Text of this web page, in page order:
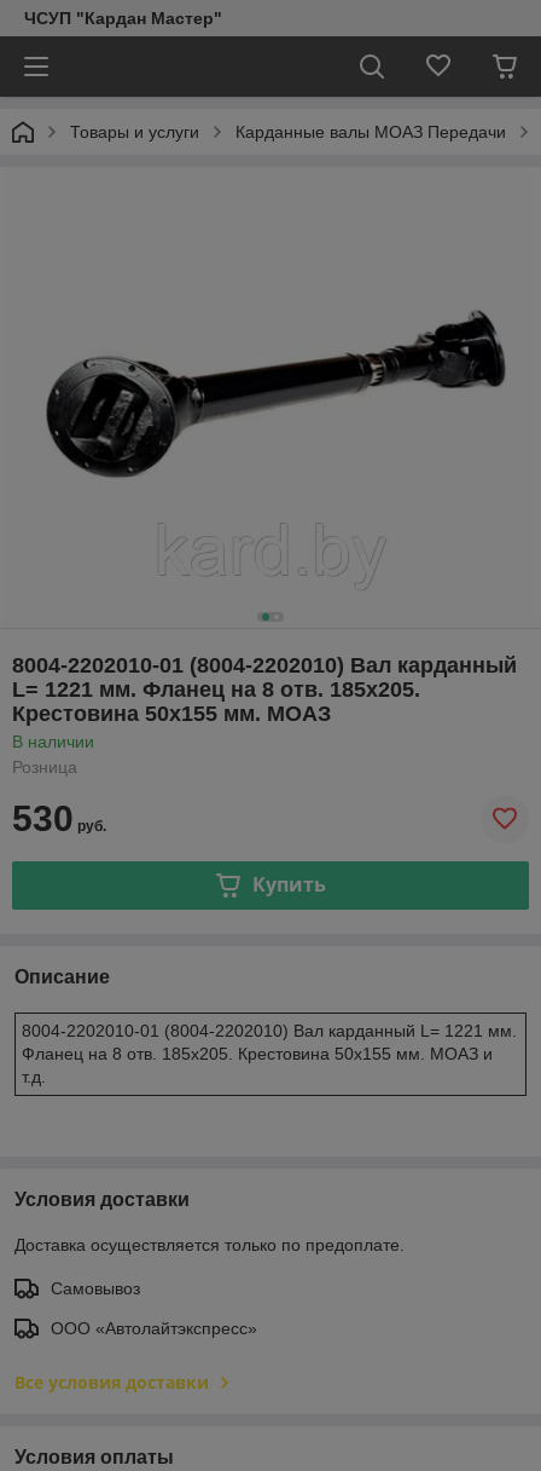
ЧСУП "Кардан Мастер"
Товары и услуги Карданные валы МОАЗ Передачи
8004-2202010-01 (8004-2202010) Вал карданный
L= 1221 мм. Фланец на 8 отв. 185х205.
Крестовина 50х155 мм. МОАЗ
В наличии
Розница
530 руб.
Купить
Описание
8004-2202010-01 (8004-2202010) Вал карданный L= 1221 мм.
Фланец на 8 отв. 185х205. Крестовина 50х155 мм. МОАЗ и
т.д.
Условия доставки
Доставка осуществляется только по предоплате.
Самовывоз
ООО «Автолайтэкспресс»
Все условия доставки
Условия оплаты